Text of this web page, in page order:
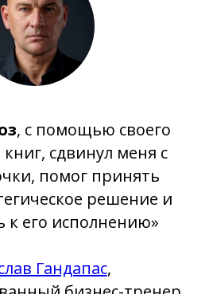
, с помощью своего
сдвинул меня с
помог принять
решение и
к его исполнению»
Гандапас,